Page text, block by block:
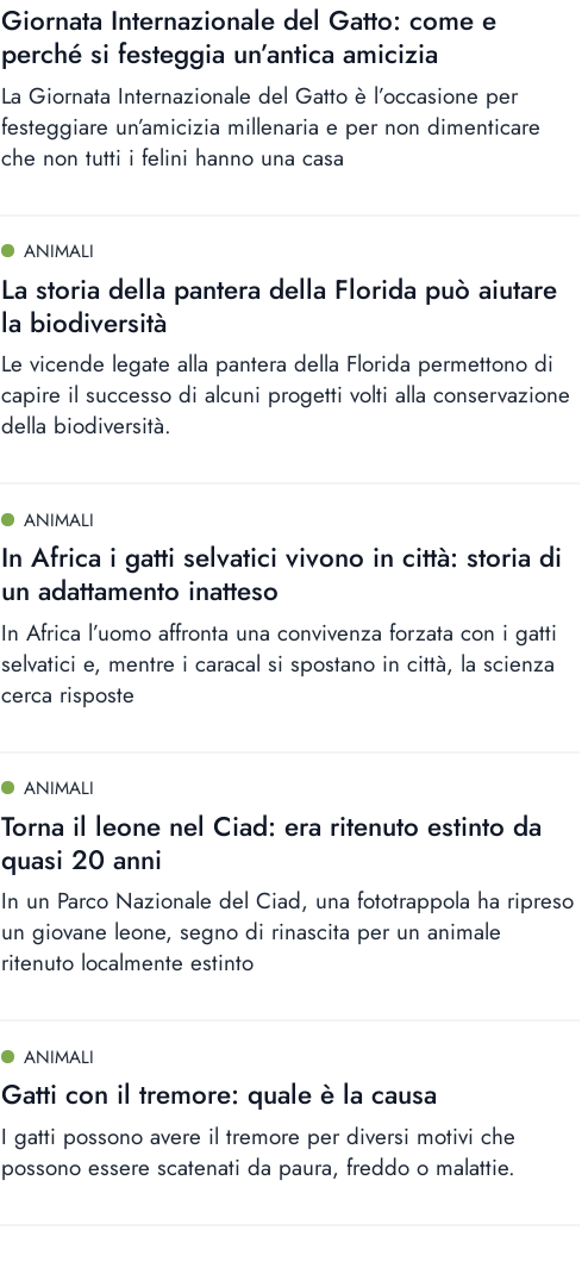
Giornata Internazionale del Gatto: come e
perché si festeggia un’antica amicizia
La Giornata Internazionale del Gatto è l’occasione per
festeggiare un’amicizia millenaria e per non dimenticare
che non tutti i felini hanno una casa
ANIMALI
La storia della pantera della Florida può aiutare
la biodiversità
Le vicende legate alla pantera della Florida permettono di
capire il successo di alcuni progetti volti alla conservazione
della biodiversità.
ANIMALI
In Africa i gatti selvatici vivono in città: storia di
un adattamento inatteso
In Africa l’uomo affronta una convivenza forzata con i gatti
selvatici e, mentre i caracal si spostano in città, la scienza
cerca risposte
ANIMALI
Torna il leone nel Ciad: era ritenuto estinto da
quasi 20 anni
In un Parco Nazionale del Ciad, una fototrappola ha ripreso
un giovane leone, segno di rinascita per un animale
ritenuto localmente estinto
ANIMALI
Gatti con il tremore: quale è la causa
I gatti possono avere il tremore per diversi motivi che
possono essere scatenati da paura, freddo o malattie.